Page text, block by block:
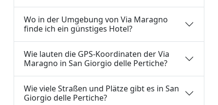
Wo in der Umgebung von Via Maragno
finde ich ein günstiges Hotel?
Wie lauten die GPS-Koordinaten der Via
Maragno in San Giorgio delle Pertiche?
Wie viele Straßen und Plätze gibt es in San
Giorgio delle Pertiche?